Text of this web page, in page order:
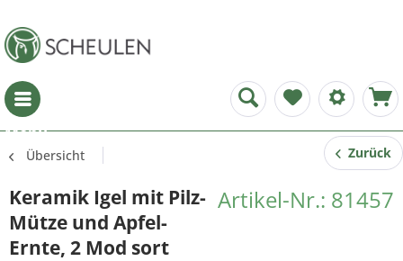
Menü
Übersicht Zurück
Artikel-Nr.: 81457
Keramik Igel mit Pilz-
Mütze und Apfel-
Ernte, 2 Mod sort